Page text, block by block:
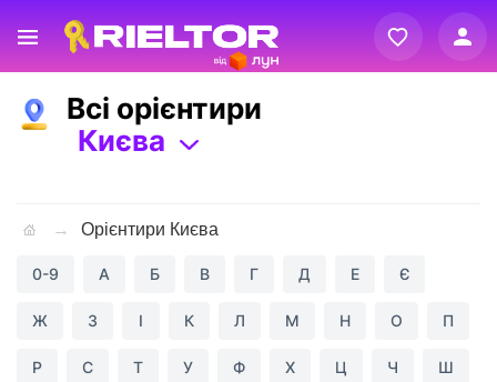
Вхід
Всі орієнтири
Києва
Орієнтири Києва
0-9 А Б В Г Д Е Є
Ж З І К Л М Н О П
Р С Т У Ф Х Ц Ч Ш